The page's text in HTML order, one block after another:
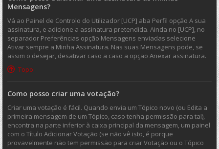
Mensagens?
Vá ao Painel de Controlo do Utilizador [UCP] aba Perfil opção A sua
assinatura, e adicione a assinatura pretendida. Ainda no [UCP], no
separador Preferências opção Mensagens enviadas selecione
Ativar sempre a Minha Assinatura. Nas suas Mensagens pode, se
assim o desejar, desativar caso a caso a opção Anexar assinatura.
Topo
Como posso criar uma votação?
Criar uma votação é fácil. Quando envia um Tópico novo (ou Edita a
primeira mensagem de um Tópico, caso tenha permissão para tal),
encontra na parte inferior à caixa principal da mensagem, um painel
com o Título Adicionar Votação (se não vê isto, é porque
provavelmente não tem permissão para criar Votação ou o Tópico